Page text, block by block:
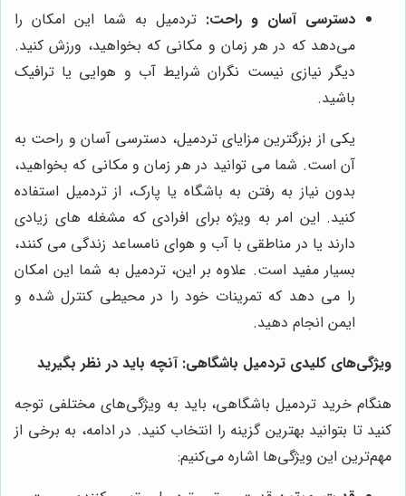
دسترسی آسان و راحت: تردمیل به شما این امکان را
می‌دهد که در هر زمان و مکانی که بخواهید، ورزش کنید.
دیگر نیازی نیست نگران شرایط آب و هوایی یا ترافیک
باشید.
یکی از بزرگترین مزایای تردمیل، دسترسی آسان و راحت به
آن است. شما می توانید در هر زمان و مکانی که بخواهید،
بدون نیاز به رفتن به باشگاه یا پارک، از تردمیل استفاده
کنید. این امر به ویژه برای افرادی که مشغله های زیادی
دارند یا در مناطقی با آب و هوای نامساعد زندگی می کنند،
بسیار مفید است. علاوه بر این، تردمیل به شما این امکان
را می دهد که تمرینات خود را در محیطی کنترل شده و
ایمن انجام دهید.
ویژگی‌های کلیدی تردمیل باشگاهی: آنچه باید در نظر بگیرید
هنگام خرید تردمیل باشگاهی، باید به ویژگی‌های مختلفی توجه
کنید تا بتوانید بهترین گزینه را انتخاب کنید. در ادامه، به برخی از
مهم‌ترین این ویژگی‌ها اشاره می‌کنیم: